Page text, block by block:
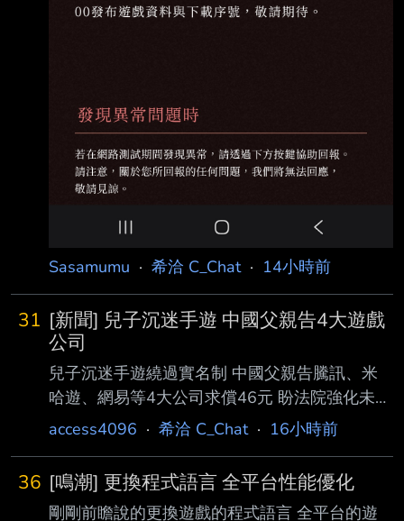
Sasamumu · 希洽 C_Chat· 14小時前
31 [新聞] 兒子沉迷手遊 中國父親告4大遊戲
公司
兒子沉迷手遊繞過實名制 中國父親告騰訊、米
哈遊、網易等4大公司求償46元 盼法院強化未成
年防沉迷機制 2026-08-07 By 薯泥 中國河南省
訟，控告騰訊（Tencent）、網易
（NetEase）、米哈遊（miHoYo）以及三七互
access4096 · 希洽 C_Chat· 16小時前
36 [鳴潮] 更換程式語言 全平台性能優化
剛剛前瞻說的更換遊戲的程式語言 全平台的遊